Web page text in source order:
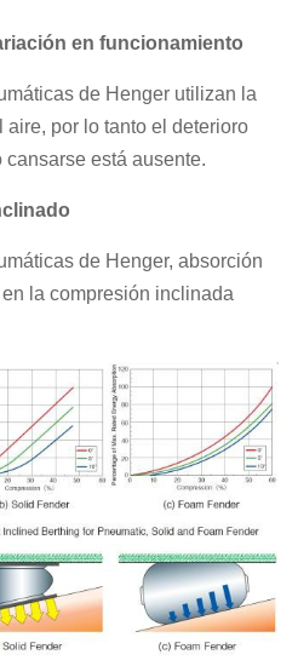
en funcionamiento
de Henger utilizan la
por lo tanto el deterioro
está ausente.
de Henger, absorción
la compresión inclinada